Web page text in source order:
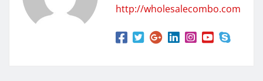
http://wholesalecombo.com